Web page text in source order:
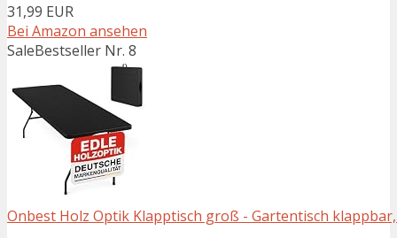
31,99 EUR
Bei Amazon ansehen
SaleBestseller Nr. 8
Onbest Holz Optik Klapptisch groß - Gartentisch